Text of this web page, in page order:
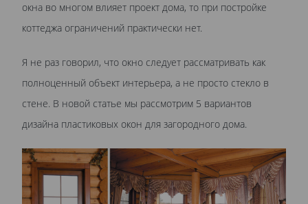
окна во многом влияет проект дома, то при постройке
коттеджа ограничений практически нет.
Я не раз говорил, что окно следует рассматривать как
полноценный объект интерьера, а не просто стекло в
стене. В новой статье мы рассмотрим 5 вариантов
дизайна пластиковых окон для загородного дома.